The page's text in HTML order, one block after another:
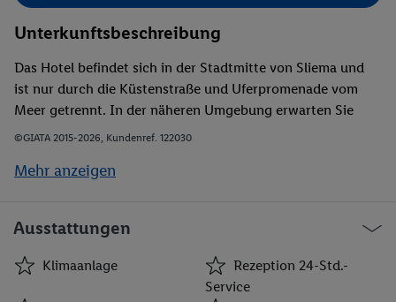
Unterkunftsbeschreibung
Das Hotel befindet sich in der Stadtmitte von Sliema und
ist nur durch die Küstenstraße und Uferpromenade vom
Meer getrennt. In der näheren Umgebung erwarten Sie
vielfältige Einkaufsmöglichkeiten sowie zahlreiche
Unterhaltungsmöglichkeiten. Öffentliche Verkehrmittel
©GIATA 2015-2026, Kundenref. 122030
Mehr anzeigen
Ausstattungen
Klimaanlage
Rezeption 24-Std.-
Service